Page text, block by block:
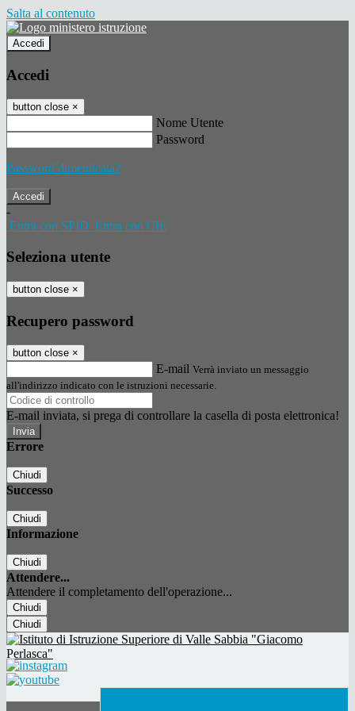
Salta al contenuto
Accedi
Accedi
button close ×
Nome Utente
Password
Password dimenticata?
-
Entra con SPID Entra con CIE
Seleziona utente
button close ×
Recupero password
button close ×
E-mail Verrà inviato un messaggio
all'indirizzo indicato con le istruzioni necessarie.
E-mail inviata, si prega di controllare la casella di posta elettronica!
Errore
Chiudi
Successo
Chiudi
Informazione
Chiudi
Attendere...
Attendere il completamento dell'operazione...
Chiudi
Chiudi